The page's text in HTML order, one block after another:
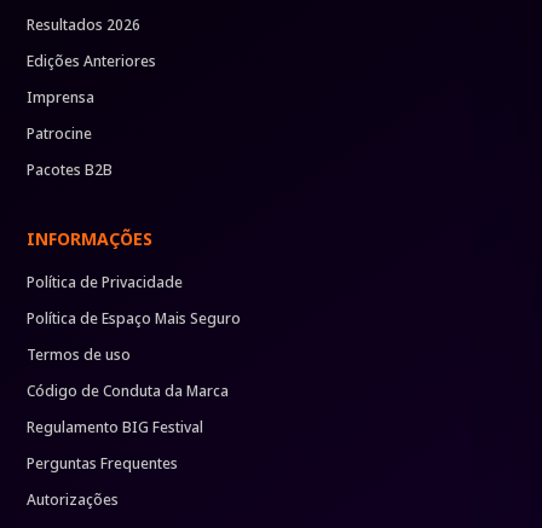
Resultados 2026
Edições Anteriores
Imprensa
Patrocine
Pacotes B2B
INFORMAÇÕES
Política de Privacidade
Política de Espaço Mais Seguro
Termos de uso
Código de Conduta da Marca
Regulamento BIG Festival
Perguntas Frequentes
Autorizações